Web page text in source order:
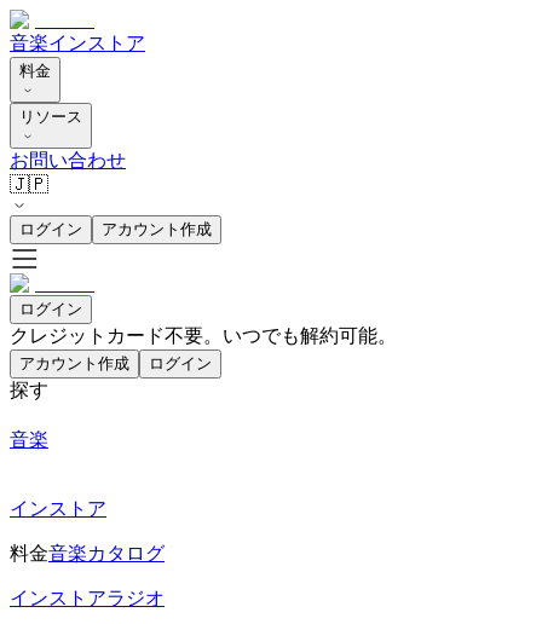
音楽インストア
料金
リソース
お問い合わせ
🇯🇵
ログイン アカウント作成
ログイン
クレジットカード不要。いつでも解約可能。
アカウント作成 ログイン
探す
音楽
インストア
料金音楽カタログ
インストアラジオ